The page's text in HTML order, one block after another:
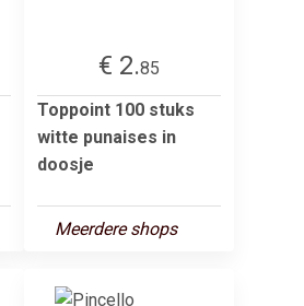
€ 2.85
Toppoint 100 stuks
witte punaises in
doosje
Meerdere shops